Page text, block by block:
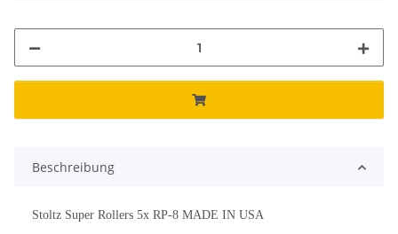
Beschreibung
Stoltz Super Rollers 5x RP-8 MADE IN USA